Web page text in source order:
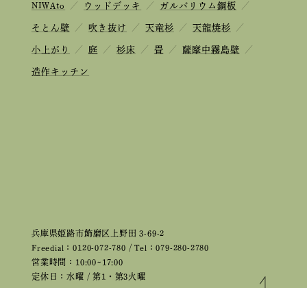
兵庫県姫路市飾磨区上野田 3-69-2
Freedial：0120-072-780 / Tel：079-280-2780
営業時間：10:00~17:00
定休日：水曜 / 第1・第3火曜
NIWAto ／ ウッドデッキ ／ ガルバリウム鋼板 ／
そとん壁 ／ 吹き抜け ／ 天竜杉 ／ 天龍焼杉 ／
小上がり ／ 庭 ／ 杉床 ／ 畳 ／ 薩摩中霧島壁 ／
造作キッチン